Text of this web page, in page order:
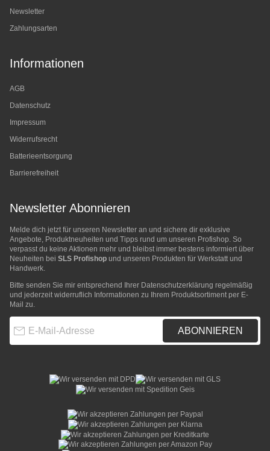
Newsletter
Zahlungsarten
Informationen
AGB
Datenschutz
Impressum
Widerrufsrecht
Batterieentsorgung
Barrierefreiheit
Newsletter Abonnieren
Melde dich jetzt für unseren Newsletter an und sichere dir exklusive
Angebote, Produktneuheiten und Tipps rund um unseren Profishop. So
verpasst du keine Aktionen mehr und bleibst immer bestens informiert über
Neuheiten bei SLS Profishop und unseren Produkten für Werkstatt und
Handwerk.
Bitte senden Sie mir entsprechend Ihrer Datenschutzerklärung regelmäßig
und jederzeit widerruflich Informationen zu Ihrem Produktsortiment per E-
Mail zu.
ABONNIEREN